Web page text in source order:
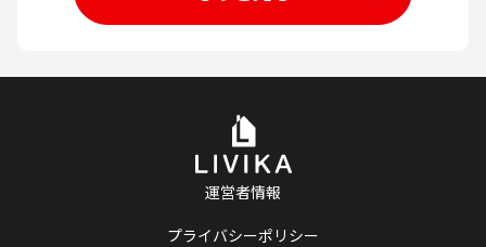
運営者情報
プライバシーポリシー